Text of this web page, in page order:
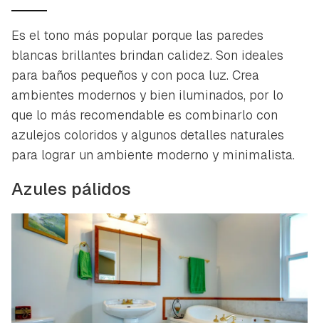
Es el tono más popular porque las paredes
blancas brillantes brindan calidez. Son ideales
para baños pequeños y con poca luz. Crea
ambientes modernos y bien iluminados, por lo
que lo más recomendable es combinarlo con
azulejos coloridos y algunos detalles naturales
para lograr un ambiente moderno y minimalista.
Azules pálidos